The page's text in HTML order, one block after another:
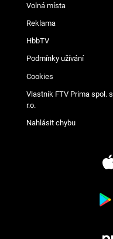
Volná místa
Reklama
HbbTV
Podmínky užívání
Cookies
Vlastník FTV Prima spol. s
r.o.
Nahlásit chybu